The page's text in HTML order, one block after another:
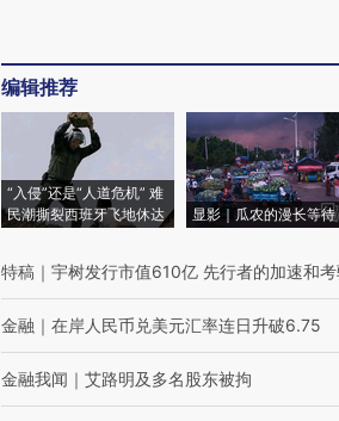
编辑推荐
“入侵”还是“人道危机” 难
民潮撕裂西班牙飞地休达
显影｜瓜农的漫长等待
特稿 ｜ 宇树发行市值610亿 先行者的加速和
金融 ｜ 在岸人民币兑美元汇率连日升破6.75
金融我闻 ｜ 艾路明及多名股东被拘